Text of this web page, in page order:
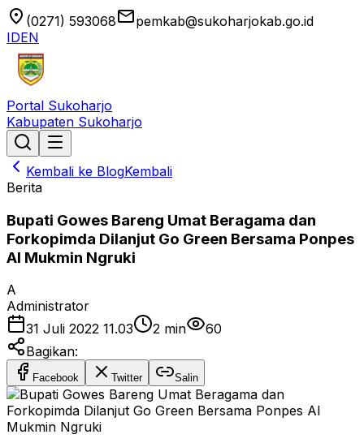
location_on (0271) 593068emailpemkab@sukoharjokab.go.id
IDEN
Portal Sukoharjo
Kabupaten Sukoharjo
Kembali ke BlogKembali
Berita
Bupati Gowes Bareng Umat Beragama dan
Forkopimda Dilanjut Go Green Bersama Ponpes
Al Mukmin Ngruki
A
Administrator
31 Juli 2022 11.03
2 min
60
Bagikan:
Facebook Twitter Salin